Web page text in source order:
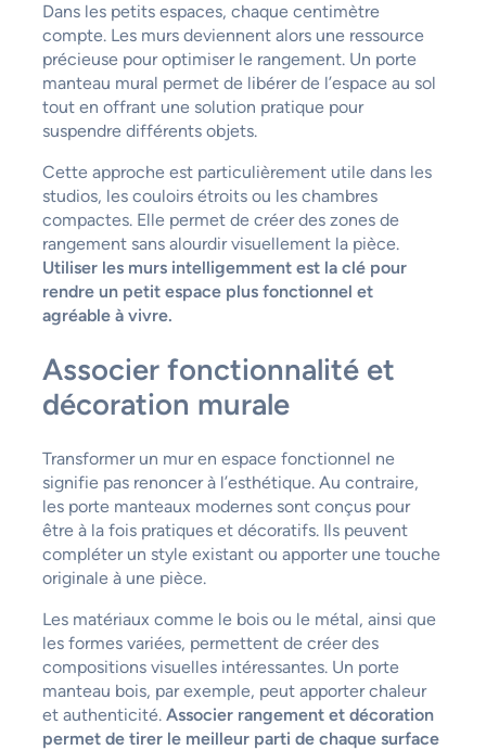
Dans les petits espaces, chaque centimètre
compte. Les murs deviennent alors une ressource
précieuse pour optimiser le rangement. Un porte
manteau mural permet de libérer de l’espace au sol
tout en offrant une solution pratique pour
suspendre différents objets.
Cette approche est particulièrement utile dans les
studios, les couloirs étroits ou les chambres
compactes. Elle permet de créer des zones de
rangement sans alourdir visuellement la pièce.
Utiliser les murs intelligemment est la clé pour
rendre un petit espace plus fonctionnel et
agréable à vivre.
Associer fonctionnalité et
décoration murale
Transformer un mur en espace fonctionnel ne
signifie pas renoncer à l’esthétique. Au contraire,
les porte manteaux modernes sont conçus pour
être à la fois pratiques et décoratifs. Ils peuvent
compléter un style existant ou apporter une touche
originale à une pièce.
Les matériaux comme le bois ou le métal, ainsi que
les formes variées, permettent de créer des
compositions visuelles intéressantes. Un porte
manteau bois, par exemple, peut apporter chaleur
et authenticité. Associer rangement et décoration
permet de tirer le meilleur parti de chaque surface